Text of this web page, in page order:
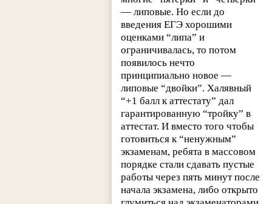
— липовые. Но если до
введения ЕГЭ хорошими
оценками “липа” и
ограничивалась, то потом
появилось нечто
принципиально новое —
липовые “двойки”. Халявный
“+1 балл к аттестату” дал
гарантированную “тройку” в
аттестат. И вместо того чтобы
готовиться к “ненужным”
экзаменам, ребята в массовом
порядке стали сдавать пустые
работы через пять минут после
начала экзамена, либо открыто